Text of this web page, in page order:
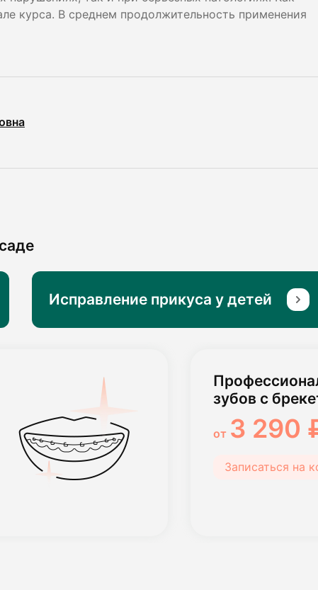
курса. В среднем продолжительность применения
Исправление прикуса у детей
зубов с
от 3 290
Записаться на